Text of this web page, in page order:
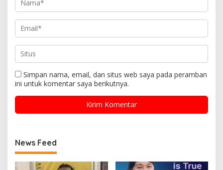
Simpan nama, email, dan situs web saya pada peramban
ini untuk komentar saya berikutnya.
News Feed